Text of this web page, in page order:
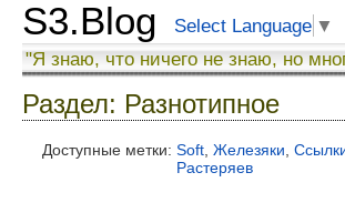
S3.Blog Select Language ▼
"Я знаю, что ничего не знаю, но
Раздел: Разнотипное
Доступные метки: Soft Железяки
Растеряев